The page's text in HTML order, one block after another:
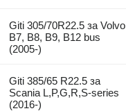
Giti 305/70R22.5 за Volvo
B7, B8, B9, B12 bus
(2005-)
Giti 385/65 R22.5 за
Scania L,P,G,R,S-series
(2016-)